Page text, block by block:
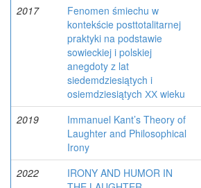
2017
Fenomen śmiechu w
kontekście posttotalitarnej
praktyki na podstawie
sowieckiej i polskiej
anegdoty z lat
siedemdziesiątych i
osiemdziesiątych ХХ wieku
2019
Immanuel Kant’s Theory of
Laughter and Philosophical
Irony
2022
IRONY AND HUMOR IN